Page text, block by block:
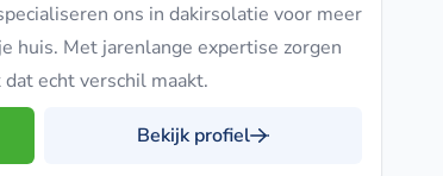
ons in dakirsolatie voor meer
huis. Met jarenlange expertise zorgen
echt verschil maakt.
Bekijk profiel